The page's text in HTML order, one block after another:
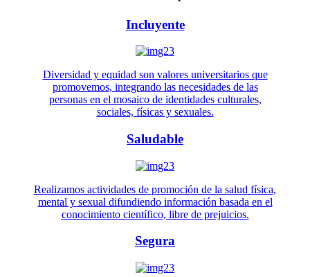
Incluyente
Diversidad y equidad son valores universitarios que
promovemos, integrando las necesidades de las
personas en el mosaico de identidades culturales,
sociales, físicas y sexuales.
Saludable
Realizamos actividades de promoción de la salud física,
mental y sexual difundiendo información basada en el
conocimiento científico, libre de prejuicios.
Segura